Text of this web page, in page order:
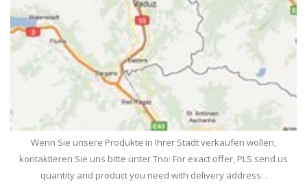
Wenn Sie unsere Produkte in Ihrer Stadt verkaufen wollen,
kontaktieren Sie uns bitte unter Tno: For exact offer, PLS send us
quantity and product you need with delivery address. .